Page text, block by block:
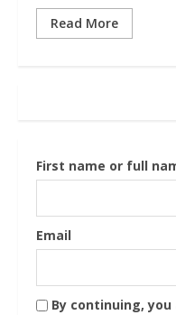
Read More
First name or full
Email
By continuing,